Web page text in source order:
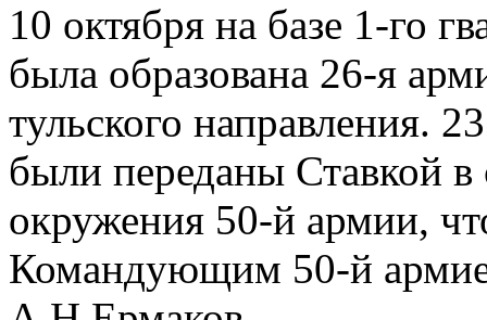
10 октября на базе 1-го
была образована 26-я
тульского направления.
были переданы Ставкой
окружения 50-й армии,
Командующим 50-й